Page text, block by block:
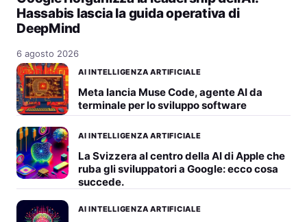
Hassabis lascia la guida operativa di
DeepMind
6 agosto 2026
AI INTELLIGENZA ARTIFICIALE
Meta lancia Muse Code, agente AI da
terminale per lo sviluppo software
AI INTELLIGENZA ARTIFICIALE
La Svizzera al centro della AI di Apple che
ruba gli sviluppatori a Google: ecco cosa
succede.
AI INTELLIGENZA ARTIFICIALE